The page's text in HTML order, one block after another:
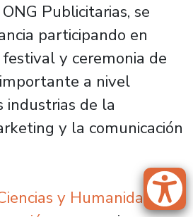
Publicitarias, se
participando en
festival y ceremonia de
a nivel
industrias de la
y la comunicación
y Humanidades